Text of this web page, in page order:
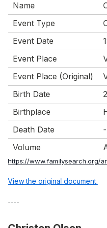
Name
Event Type
Event Date
Event Place
Event Place (Original)
Birth Date
Birthplace
Death Date
-
Volume
https://www.familysearch.org/
View the original document.
----